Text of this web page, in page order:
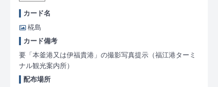
カード名
椛島
カード備考
要「本釜港又は伊福貴港」の撮影写真提示（福江港ターミ
ナル観光案内所）
配布場所